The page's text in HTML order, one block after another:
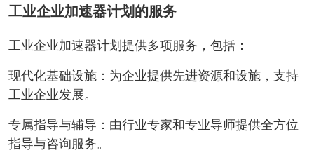
工业企业加速器计划的服务
工业企业加速器计划提供多项服务，包括：
现代化基础设施：为企业提供先进资源和设施，支持
工业企业发展。
专属指导与辅导：由行业专家和专业导师提供全方位
指导与咨询服务。